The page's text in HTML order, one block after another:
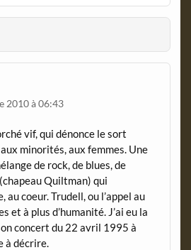
2010 à 06:43
vif, qui dénonce le sort
minorités, aux femmes. Une
de rock, de blues, de
Quiltman) qui
au coeur. Trudell, ou l’appel au
et à plus d’humanité. J’ai eu la
concert du 22 avril 1995 à
à décrire.